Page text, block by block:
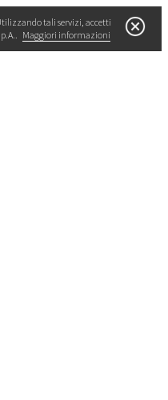
tali servizi, accetti
Maggiori informazioni